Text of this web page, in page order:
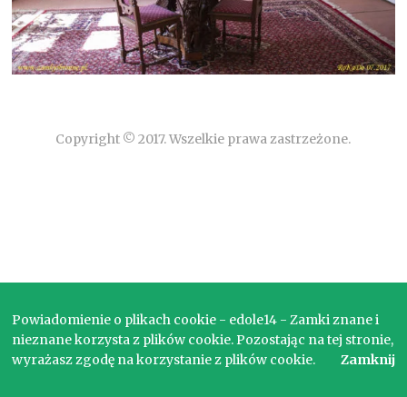
Copyright © 2017. Wszelkie prawa zastrzeżone.
Powiadomienie o plikach cookie - edole14 - Zamki znane i
nieznane korzysta z plików cookie. Pozostając na tej stronie,
wyrażasz zgodę na korzystanie z plików cookie.
Zamknij